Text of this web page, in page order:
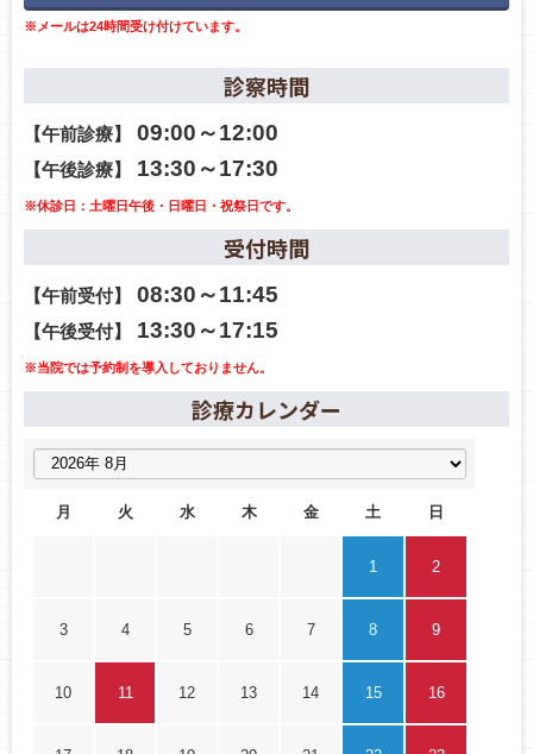
※メールは24時間受け付けています。
診察時間
【午前診療】 09:00～12:00
【午後診療】 13:30～17:30
※休診日：土曜日午後・日曜日・祝祭日です。
受付時間
【午前受付】 08:30～11:45
【午後受付】 13:30～17:15
※当院では予約制を導入しておりません。
診療カレンダー
月 火 水 木 金 土 日
1 2
3 4 5 6 7 8 9
10 11 12 13 14 15 16